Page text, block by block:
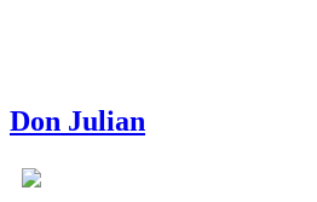
Don Julian